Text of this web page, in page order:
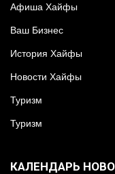
Афиша Хайфы
Ваш Бизнес
История Хайфы
Новости Хайфы
Туризм
Туризм
КАЛЕНДАРЬ